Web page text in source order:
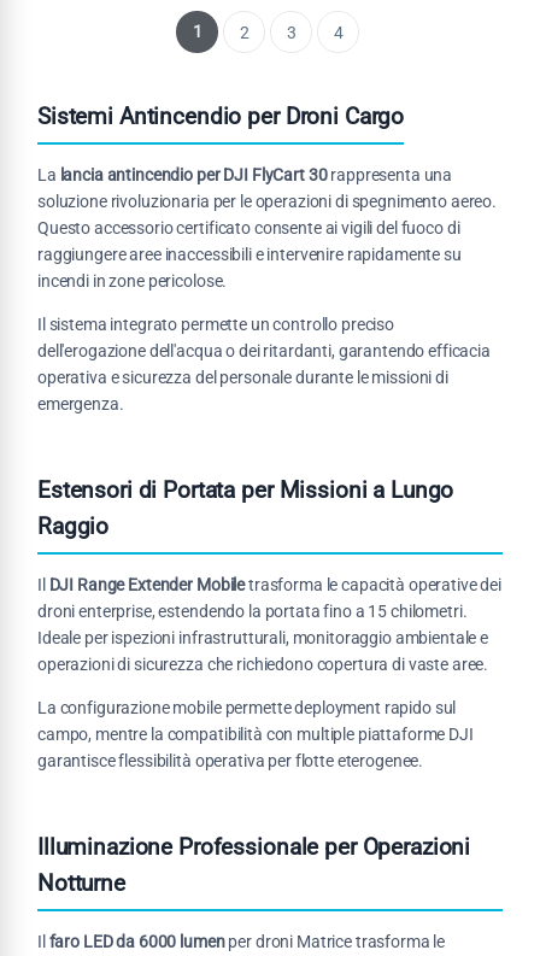
1 2 3 4
Sistemi Antincendio per Droni Cargo
La lancia antincendio per DJI FlyCart 30rappresenta una
soluzione rivoluzionaria per le operazioni di spegnimento aereo.
Questo accessorio certificato consente ai vigili del fuoco di
raggiungere aree inaccessibili e intervenire rapidamente su
incendi in zone pericolose.
Il sistema integrato permette un controllo preciso
dell'erogazione dell'acqua o dei ritardanti, garantendo efficacia
operativa e sicurezza del personale durante le missioni di
emergenza.
Estensori di Portata per Missioni a Lungo
Raggio
Il DJI Range Extender Mobiletrasforma le capacità operative dei
droni enterprise, estendendo la portata fino a 15 chilometri.
Ideale per ispezioni infrastrutturali, monitoraggio ambientale e
operazioni di sicurezza che richiedono copertura di vaste aree.
La configurazione mobile permette deployment rapido sul
campo, mentre la compatibilità con multiple piattaforme DJI
garantisce flessibilità operativa per flotte eterogenee.
Illuminazione Professionale per Operazioni
Notturne
Il faro LED da 6000 lumenper droni Matrice trasforma le